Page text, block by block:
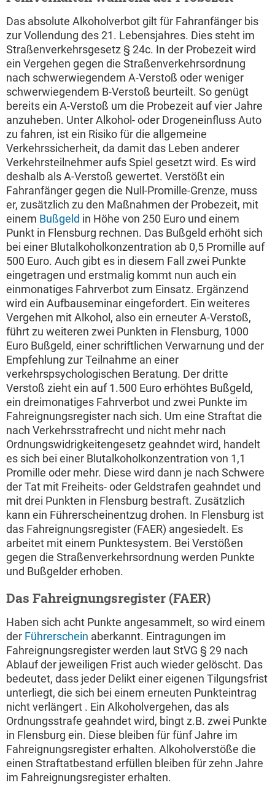
Das absolute Alkoholverbot gilt für Fahranfänger bis
zur Vollendung des 21. Lebensjahres. Dies steht im
Straßenverkehrsgesetz § 24c. In der Probezeit wird
ein Vergehen gegen die Straßenverkehrsordnung
nach schwerwiegendem A-Verstoß oder weniger
schwerwiegendem B-Verstoß beurteilt. So genügt
bereits ein A-Verstoß um die Probezeit auf vier Jahre
anzuheben. Unter Alkohol- oder Drogeneinfluss Auto
zu fahren, ist ein Risiko für die allgemeine
Verkehrssicherheit, da damit das Leben anderer
Verkehrsteilnehmer aufs Spiel gesetzt wird. Es wird
deshalb als A-Verstoß gewertet. Verstößt ein
Fahranfänger gegen die Null-Promille-Grenze, muss
er, zusätzlich zu den Maßnahmen der Probezeit, mit
einem Bußgeld in Höhe von 250 Euro und einem
Punkt in Flensburg rechnen. Das Bußgeld erhöht sich
bei einer Blutalkoholkonzentration ab 0,5 Promille auf
500 Euro. Auch gibt es in diesem Fall zwei Punkte
eingetragen und erstmalig kommt nun auch ein
einmonatiges Fahrverbot zum Einsatz. Ergänzend
wird ein Aufbauseminar eingefordert. Ein weiteres
Vergehen mit Alkohol, also ein erneuter A-Verstoß,
führt zu weiteren zwei Punkten in Flensburg, 1000
Euro Bußgeld, einer schriftlichen Verwarnung und der
Empfehlung zur Teilnahme an einer
verkehrspsychologischen Beratung. Der dritte
Verstoß zieht ein auf 1.500 Euro erhöhtes Bußgeld,
ein dreimonatiges Fahrverbot und zwei Punkte im
Fahreignungsregister nach sich. Um eine Straftat die
nach Verkehrsstrafrecht und nicht mehr nach
Ordnungswidrigkeitengesetz geahndet wird, handelt
es sich bei einer Blutalkoholkonzentration von 1,1
Promille oder mehr. Diese wird dann je nach Schwere
der Tat mit Freiheits- oder Geldstrafen geahndet und
mit drei Punkten in Flensburg bestraft. Zusätzlich
kann ein Führerscheinentzug drohen. In Flensburg ist
das Fahreignungsregister (FAER) angesiedelt. Es
arbeitet mit einem Punktesystem. Bei Verstößen
gegen die Straßenverkehrsordnung werden Punkte
und Bußgelder erhoben.
Das Fahreignungsregister (FAER)
Haben sich acht Punkte angesammelt, so wird einem
der Führerschein aberkannt. Eintragungen im
Fahreignungsregister werden laut StVG § 29 nach
Ablauf der jeweiligen Frist auch wieder gelöscht. Das
bedeutet, dass jeder Delikt einer eigenen Tilgungsfrist
unterliegt, die sich bei einem erneuten Punkteintrag
nicht verlängert . Ein Alkoholvergehen, das als
Ordnungsstrafe geahndet wird, bingt z.B. zwei Punkte
in Flensburg ein. Diese bleiben für fünf Jahre im
Fahreignungsregister erhalten. Alkoholverstöße die
einen Straftatbestand erfüllen bleiben für zehn Jahre
im Fahreignungsregister erhalten.